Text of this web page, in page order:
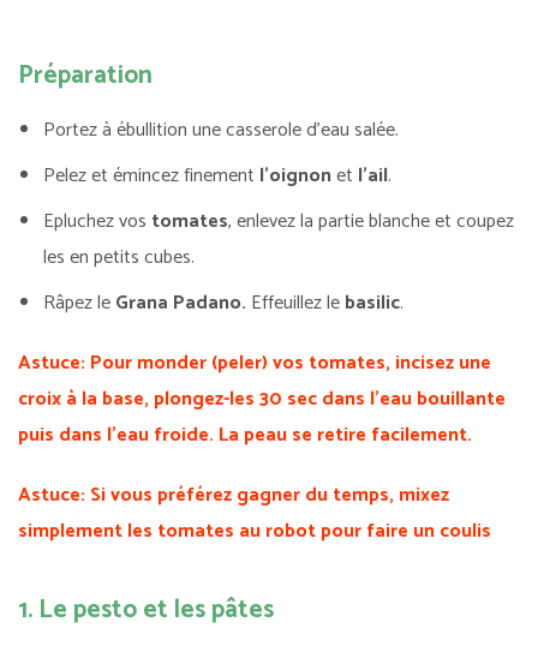
Préparation
Portez à ébullition une casserole d’eau salée.
Pelez et émincez finement l’oignonet l’ail.
Epluchez vos tomates, enlevez la partie blanche et coupez
les en petits cubes.
Râpez leGrana Padano. Effeuillez lebasilic.
Astuce: Pour monder (peler) vos tomates, incisez une
croix à la base, plongez-les 30 sec dans l’eau bouillante
puis dans l’eau froide. La peau se retire facilement.
Astuce: Si vous préférez gagner du temps, mixez
simplement les tomates au robot pour faire un coulis
1. Le pesto et les pâtes